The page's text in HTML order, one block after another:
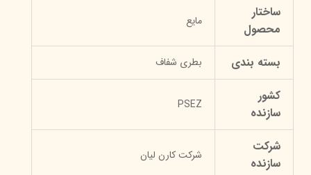
ساختار
محصول
مایع
بسته بندی بطری شفاف
کشور
سازنده
PSEZ
شرکت
سازنده
شرکت کارن لیان